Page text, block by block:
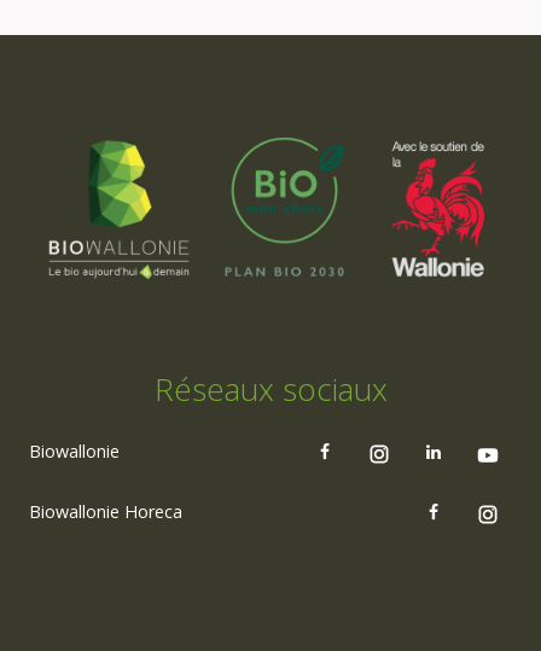
Réseaux sociaux
Biowallonie
Biowallonie Horeca